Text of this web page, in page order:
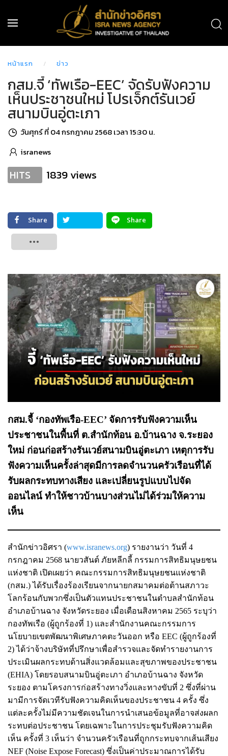
หน้าแรก ข่าว
กสม.จี้ ‘ทัพเรือ-EEC’ จัดรับฟังความ
เห็นประชาชนใหม่ โปรเจ็กต์รันเวย์
สนามบินอู่ตะเภา
วันศุกร์ ที่ 04 กรกฎาคม 2568 เวลา 15:30 น.
isranews
HITS 1839 views
Share
Share
กสม.จี้ ‘กองทัพเรือ-EEC’ จัดการรับฟังความเห็น
ประชาชนในพื้นที่ ต.สำนักท้อน อ.บ้านฉาง จ.ระยอง
ใหม่ ก่อนก่อสร้างรันเวย์สนามบินอู่ตะเภา เหตุการรับ
ฟังความเห็นครั้งล่าสุดมีการลดจำนวนครัวเรือนที่ได้
รับผลกระทบทางเสียง และเปลี่ยนรูปแบบไปจัด
ออนไลน์ ทำให้ชาวบ้านบางส่วนไม่ได้ร่วมให้ความ
เห็น
สำนักข่าวอิศรา (www.isranews.org) รายงานว่า วันที่ 4
กรกฎาคม 2568 นายวสันต์ ภัยหลีกลี้ กรรมการสิทธิมนุษยชน
แห่งชาติ เปิดเผยว่า คณะกรรมการสิทธิมนุษยชนแห่งชาติ
(กสม.) ได้รับเรื่องร้องเรียนจากนายกสมาคมต่อต้านสภาวะ
โลกร้อนกับพวกซึ่งเป็นตัวแทนประชาชนในตำบลสำนักท้อน
อำเภอบ้านฉาง จังหวัดระยอง เมื่อเดือนสิงหาคม 2565 ระบุว่า
กองทัพเรือ (ผู้ถูกร้องที่ 1) และสำนักงานคณะกรรมการ
นโยบายเขตพัฒนาพิเศษภาคตะวันออก หรือ EEC (ผู้ถูกร้องที่
2) ได้ว่าจ้างบริษัทที่ปรึกษาเพื่อสำรวจและจัดทำรายงานการ
ประเมินผลกระทบด้านสิ่งแวดล้อมและสุขภาพของประชาชน
(EHIA) โดยรอบสนามบินอู่ตะเภา อำเภอบ้านฉาง จังหวัด
ระยอง ตามโครงการก่อสร้างทางวิ่งและทางขับที่ 2 ซึ่งที่ผ่าน
มามีการจัดเวทีรับฟังความคิดเห็นของประชาชน 4 ครั้ง ซึ่ง
แต่ละครั้งไม่มีความชัดเจนในการนำเสนอข้อมูลที่อาจส่งผลก
ระทบต่อประชาชน โดยเฉพาะในการประชุมรับฟังความคิด
เห็น ครั้งที่ 3 เห็นว่า จำนวนครัวเรือนที่ถูกกระทบจากเส้นเสียง
NEF (Noise Expose Forecast) ซึ่งเป็นค่าประมาณการได้รับ